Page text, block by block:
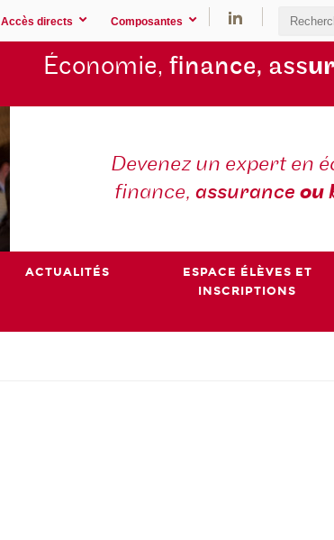
Accès directs Composantes
Économie, finance, ass
Devenez un expert en
finance, assurance ou
ACTUALITÉS
ESPACE ÉLÈVES ET
INSCRIPTIONS